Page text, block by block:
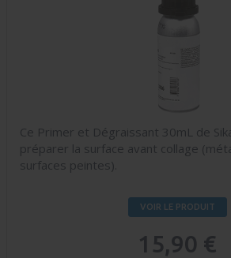
Ce Primer et Dégraissant 30mL de
préparer la surface avant collage
surfaces peintes).
VOIR LE PRODUIT
15,90 €